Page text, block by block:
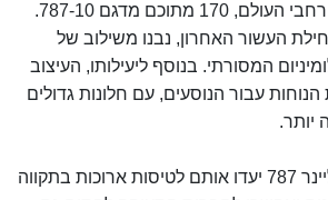
מטוסי דרימליינר בכל רחבי העולם, 170 מתוכם מדגם 787-10.
העשור האחרון, נבנו משילוב של
המסורתי. בנוסף ליעילותו, העיצוב
עבור הנוסעים, עם חלונות גדולים
יותר.
מעצבי מטוסי הדרימליינר 787 יעדו אותם לטיסות ארוכות בתקווה